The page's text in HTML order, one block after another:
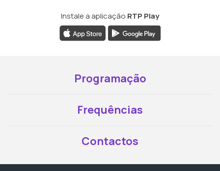
Instale a aplicação RTP Play
Programação
Frequências
Contactos